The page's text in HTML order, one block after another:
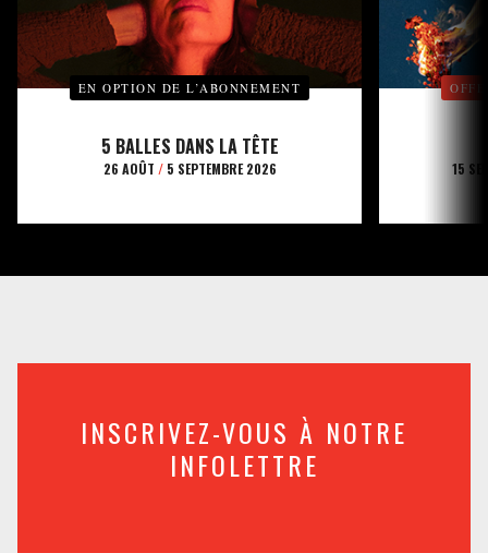
EN OPTION DE L’ABONNEMENT
5 BALLES DANS LA TÊTE
26 AOÛT /5 SEPTEMBRE 2026 15
INSCRIVEZ-VOUS À NOTRE
INFOLETTRE